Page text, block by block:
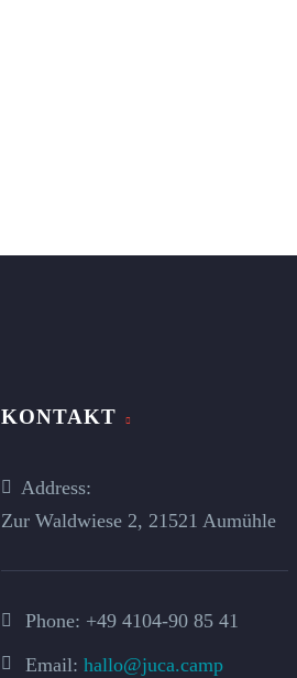
KONTAKT
Address:
Zur Waldwiese 2, 21521 Aumühle​
Phone: +49 4104-90 85 41
Email: hallo@juca.camp